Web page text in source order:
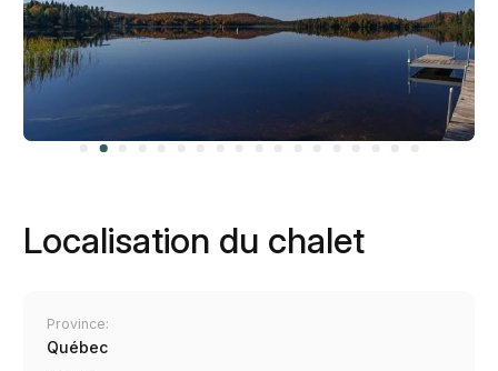
Localisation du chalet
Province:
Québec